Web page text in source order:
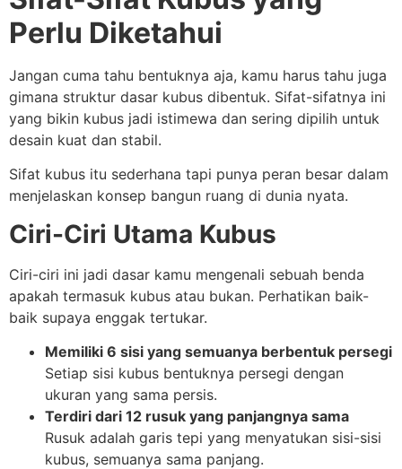
Perlu Diketahui
Jangan cuma tahu bentuknya aja, kamu harus tahu juga
gimana struktur dasar kubus dibentuk. Sifat-sifatnya ini
yang bikin kubus jadi istimewa dan sering dipilih untuk
desain kuat dan stabil.
Sifat kubus itu sederhana tapi punya peran besar dalam
menjelaskan konsep bangun ruang di dunia nyata.
Ciri-Ciri Utama Kubus
Ciri-ciri ini jadi dasar kamu mengenali sebuah benda
apakah termasuk kubus atau bukan. Perhatikan baik-
baik supaya enggak tertukar.
Memiliki 6 sisi yang semuanya berbentuk persegi
Setiap sisi kubus bentuknya persegi dengan
ukuran yang sama persis.
Terdiri dari 12 rusuk yang panjangnya sama
Rusuk adalah garis tepi yang menyatukan sisi-sisi
kubus, semuanya sama panjang.